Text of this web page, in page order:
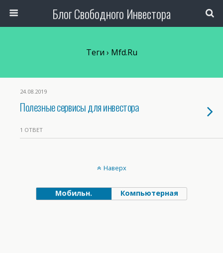
Блог Свободного Инвестора
Теги › Mfd.ru
24.08.2019
Полезные сервисы для инвестора
1 ОТВЕТ
Наверх
Мобильн. Компьютерная